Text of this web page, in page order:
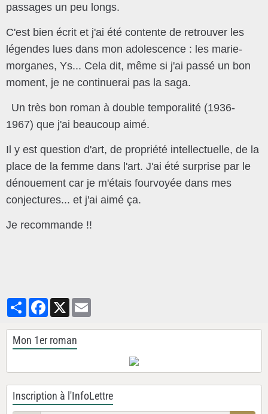
passages un peu longs.
C'est bien écrit et j'ai été contente de retrouver les
légendes lues dans mon adolescence : les marie-
morganes, Ys... Cela dit, même si j'ai passé un bon
moment, je ne continuerai pas la saga.
Un très bon roman à double temporalité (1936-
1967) que j'ai beaucoup aimé.
Il y est question d'art, de propriété intellectuelle, de la
place de la femme dans l'art. J'ai été surprise par le
dénouement car je m'étais fourvoyée dans mes
conjectures... et j'ai aimé ça.
Je recommande !!
PartagerFacebook
X
Mon 1er roman
Inscription à l'InfoLettre